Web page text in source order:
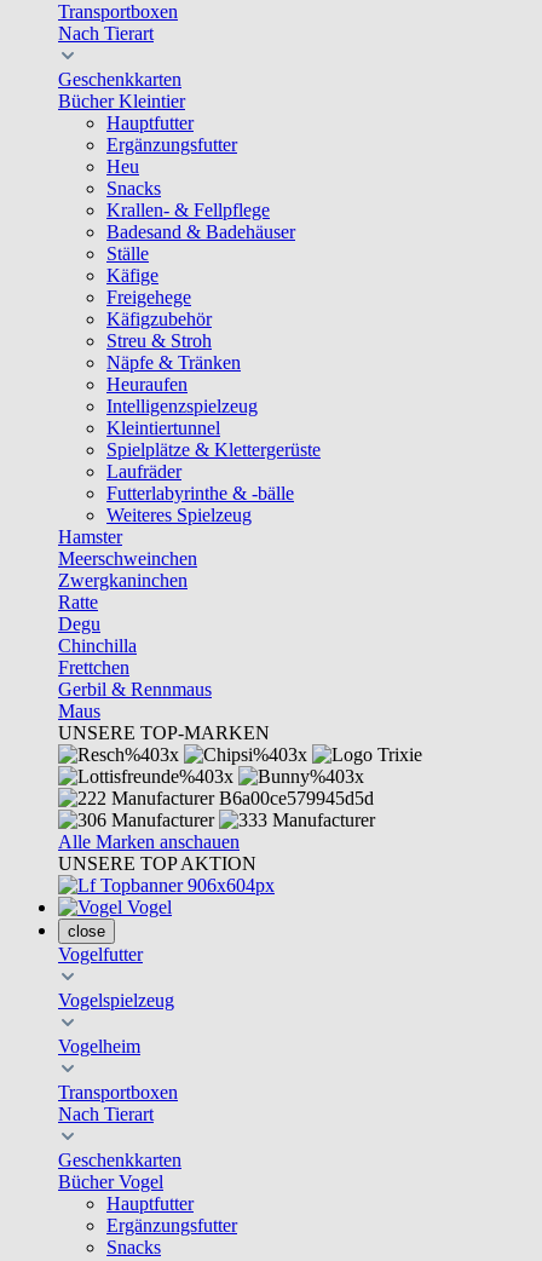
Transportboxen
Nach Tierart
Geschenkkarten
Bücher Kleintier
Hauptfutter
Ergänzungsfutter
Heu
Snacks
Krallen- & Fellpflege
Badesand & Badehäuser
Ställe
Käfige
Freigehege
Käfigzubehör
Streu & Stroh
Näpfe & Tränken
Heuraufen
Intelligenzspielzeug
Kleintiertunnel
Spielplätze & Klettergerüste
Laufräder
Futterlabyrinthe & -bälle
Weiteres Spielzeug
Hamster
Meerschweinchen
Zwergkaninchen
Ratte
Degu
Chinchilla
Frettchen
Gerbil & Rennmaus
Maus
UNSERE TOP-MARKEN
Alle Marken anschauen
UNSERE TOP AKTION
Vogel
close
Vogelfutter
Vogelspielzeug
Vogelheim
Transportboxen
Nach Tierart
Geschenkkarten
Bücher Vogel
Hauptfutter
Ergänzungsfutter
Snacks